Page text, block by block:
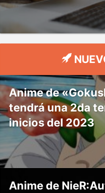
Anime de
tendrá una 2da
inicios del 2023
Anime de